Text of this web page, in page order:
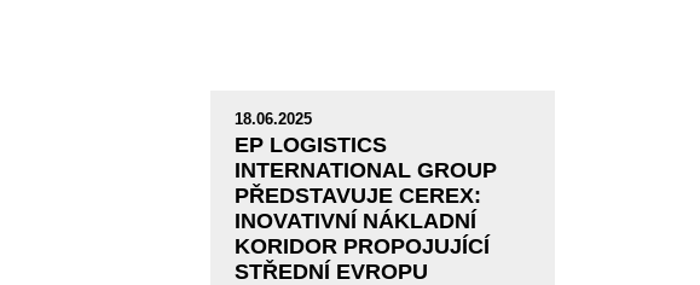
18.06.2025
EP LOGISTICS
INTERNATIONAL GROUP
PŘEDSTAVUJE CEREX:
INOVATIVNÍ NÁKLADNÍ
KORIDOR PROPOJUJÍCÍ
STŘEDNÍ EVROPU